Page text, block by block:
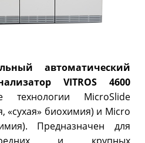
автоматический
VITROS 4600
MicroSlide
«сухая» биохимия) и Micro
Предназначен для